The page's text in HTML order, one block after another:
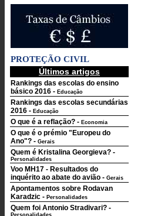
PROTEÇÃO CIVIL
Últimos artigos
Rankings das escolas do ensino
básico 2016 - Educação
Rankings das escolas secundárias
2016 - Educação
O que é a reflação? - Economia
O que é o prémio "Europeu do
Ano"? - Gerais
Quem é Kristalina Georgieva? -
Personalidades
Voo MH17 - Resultados do
inquérito ao abate do avião - Gerais
Apontamentos sobre Rodavan
Karadzic - Personalidades
Quem foi Antonio Stradivari? -
Personalidades